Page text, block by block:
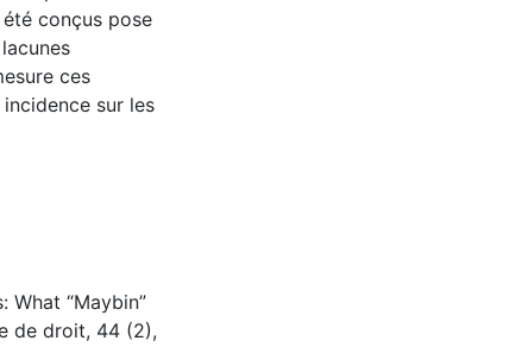
conçus pose
ces
sur les
What “Maybin”
de droit, 44 (2),